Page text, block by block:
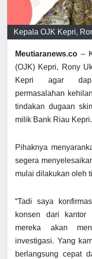
Kepala OJK Kepri,
Meutiaranews.co –
(OJK) Kepri, Rony
Kepri agar
permasalahan
tindakan dugaan
milik Bank Riau Kepri.
Pihaknya
segera
mulai dilakukan oleh
“Tadi saya
konsen dari
mereka akan
investigasi. Yang
berlangsung cepat